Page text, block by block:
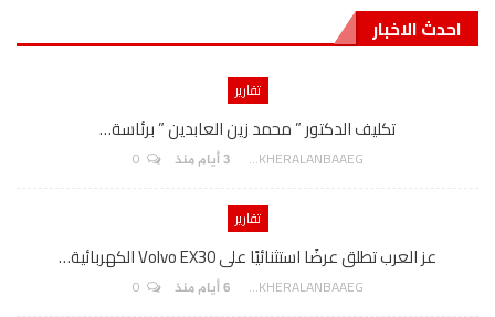
احدث الاخبار
تقارير
تكليف الدكتور ” محمد زين العابدين ” برئاسة…
AKHERALANBAAEG 3 أيام منذ
تقارير
عز العرب تطلق عرضًا استثنائيًا على Volvo EX30 الكهربائية…
AKHERALANBAAEG 6 أيام منذ